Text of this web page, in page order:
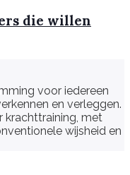
die willen
voor iedereen
en verleggen.
krachttraining, met
wijsheid en